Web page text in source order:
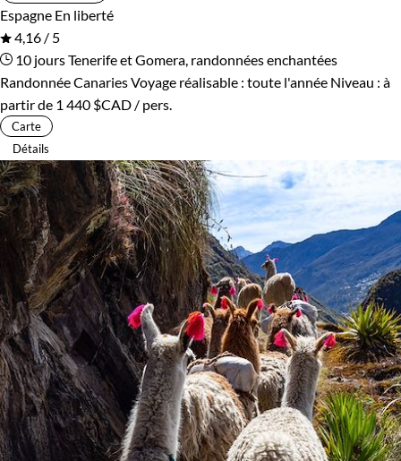
Espagne En liberté
4,16 / 5
10 joursTenerife et Gomera, randonnées enchantées
Randonnée CanariesVoyage réalisable : toute l'année Niveau : à
partir de 1 440 $CAD / pers.
Carte
Détails